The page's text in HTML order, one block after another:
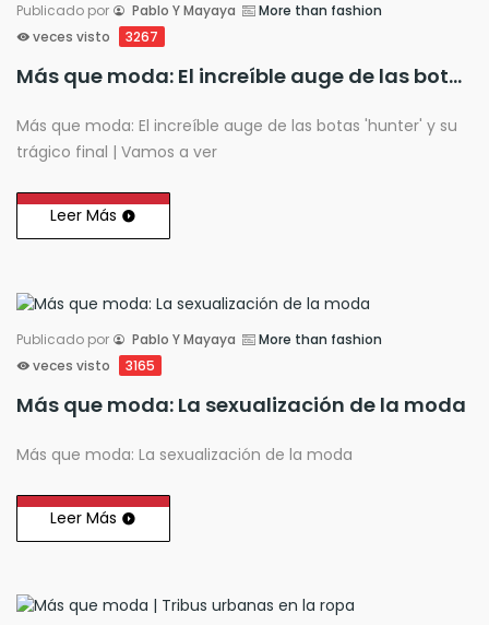
Publicado por Pablo Y Mayaya
More than fashion
veces visto
3267
Más que moda: El increíble auge de las botas 'hunter' y su trágico final | Vamos a ver
Más que moda: El increíble auge de las botas 'hunter' y su
trágico final | Vamos a ver
Leer Más
Publicado por Pablo Y Mayaya
More than fashion
veces visto
3165
Más que moda: La sexualización de la moda
Más que moda: La sexualización de la moda
Leer Más